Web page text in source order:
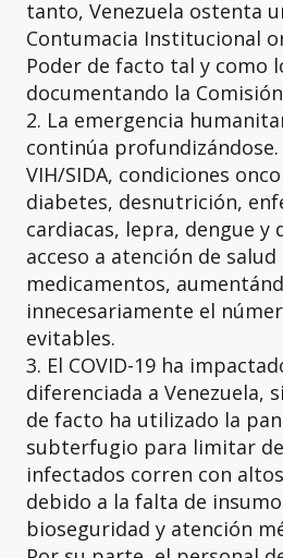
tanto, Venezuela ostenta
Contumacia Institucional
Poder de facto tal y como
documentando la
2. La emergencia
continúa profundizándose.
VIH/SIDA, condiciones
diabetes, desnutrición,
cardiacas, lepra, dengue y
acceso a atención de
medicamentos,
innecesariamente el
evitables.
3. El COVID-19 ha
diferenciada a Venezuela,
de facto ha utilizado la
subterfugio para limitar
infectados corren con
debido a la falta de
bioseguridad y atención